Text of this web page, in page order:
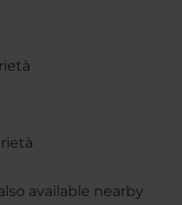
available nearby